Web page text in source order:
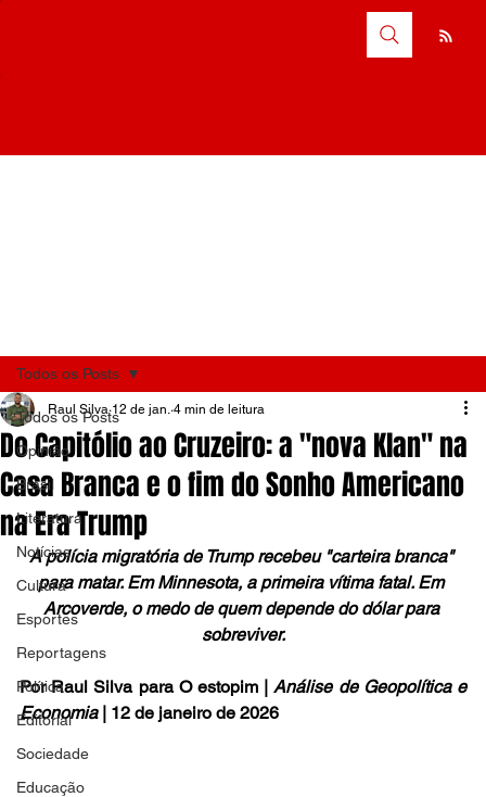
Todos os Posts
Opinião
Brasil
Literatura
Notícias
Cultura
Esportes
Reportagens
Política
Editorial
Sociedade
Educação
Todos os Posts
Do Capitólio ao Cruzeiro: a "nova Klan" na
Casa Branca e o fim do Sonho Americano
na Era Trump
Raul Silva 12 de jan. 4 min de leitura
A polícia migratória de Trump recebeu "carteira branca"
para matar. Em Minnesota, a primeira vítima fatal. Em
Arcoverde, o medo de quem depende do dólar para
sobreviver.
Por Raul Silva para O estopim | Análise de Geopolítica e
Economia | 12 de janeiro de 2026